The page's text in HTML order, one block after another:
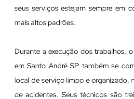
seus serviços estejam sempre em
mais altos padrões.
Durante a execução dos trabalhos,
em Santo André SP também se
local de serviço limpo e organizado,
de acidentes. Seus técnicos são